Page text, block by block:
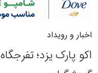
اخبار و رویداد
اکو پارک یزد؛